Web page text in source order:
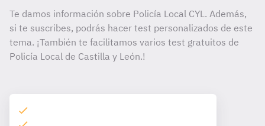
Te damos información sobre Policía Local CYL. Además,
si te suscribes, podrás hacer test personalizados de este
tema. ¡También te facilitamos varios test gratuitos de
Policía Local de Castilla y León.!